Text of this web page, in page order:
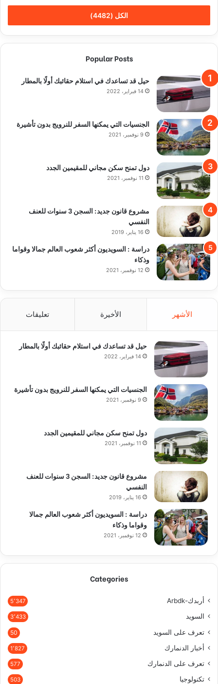
الكل (4482)
Popular Posts
حيل قد تساعدك في استلام حقائبك أولًا بالمطار
14 فبراير، 2022
الجنسيات التي يمكنها السفر للنرويج بدون تأشيرة
9 نوفمبر، 2021
دول تمنح سكن مجاني للمقيمين الجدد
11 نوفمبر، 2021
مشروع قانون جديد: السجن 3 سنوات للعنف
النفسي
16 يناير، 2019
دراسة : السويديون أكثر شعوب العالم جمالا وقواما
وذكاء
12 نوفمبر، 2021
الأشهر الأخيرة تعليقات
حيل قد تساعدك في استلام حقائبك أولًا بالمطار
14 فبراير، 2022
الجنسيات التي يمكنها السفر للنرويج بدون تأشيرة
9 نوفمبر، 2021
دول تمنح سكن مجاني للمقيمين الجدد
11 نوفمبر، 2021
مشروع قانون جديد: السجن 3 سنوات للعنف
النفسي
16 يناير، 2019
دراسة : السويديون أكثر شعوب العالم جمالا
وقواما وذكاء
12 نوفمبر، 2021
Categories
أربدك-Arbdk 5٬347
السويد 3٬433
تعرف على السويد 50
أخبار الدنمارك 1٬827
تعرف على الدنمارك 577
تكنولوجيا 503